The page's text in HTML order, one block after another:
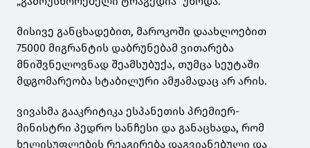
მისივე განცხადებით, მაროკოში დაახლოებით
75000 მიგრანტის დაბრუნებამ ვითარება
მნიშვნელოვნად შეამსუბუქა, თუმცა სეუტაში
მდგომარეობა სტაბილური ამჟამადაც არ არის.
ვივასმა გააკრიტიკა ესპანეთის პრემიერ-
მინისტრი პედრო სანჩესი და განაცხადა, რომ
ხელისუფლების რეაგირება დაგვიანებული და